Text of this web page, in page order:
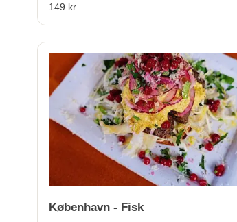
149 kr
København - Fisk